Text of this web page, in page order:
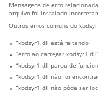
Mensagens de erro
arquivo foi instalado
Outros erros comuns do
“kbdsyr1.dll está faltando”
“erro ao carregar
“kbdsyr1.dll parou de
“kbdsyr1.dll não foi
“kbdsyr1.dll não pôde ser